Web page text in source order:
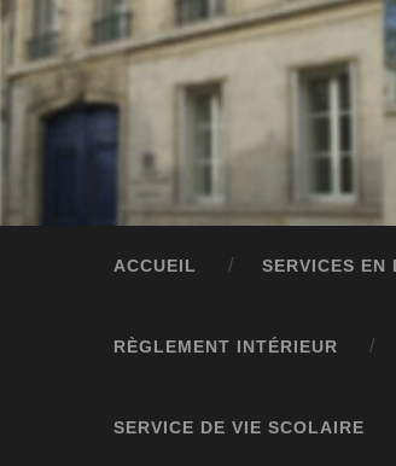
ACCUEIL SERVICES
RÈGLEMENT INTÉRIEUR
SERVICE DE VIE SCOLAIRE